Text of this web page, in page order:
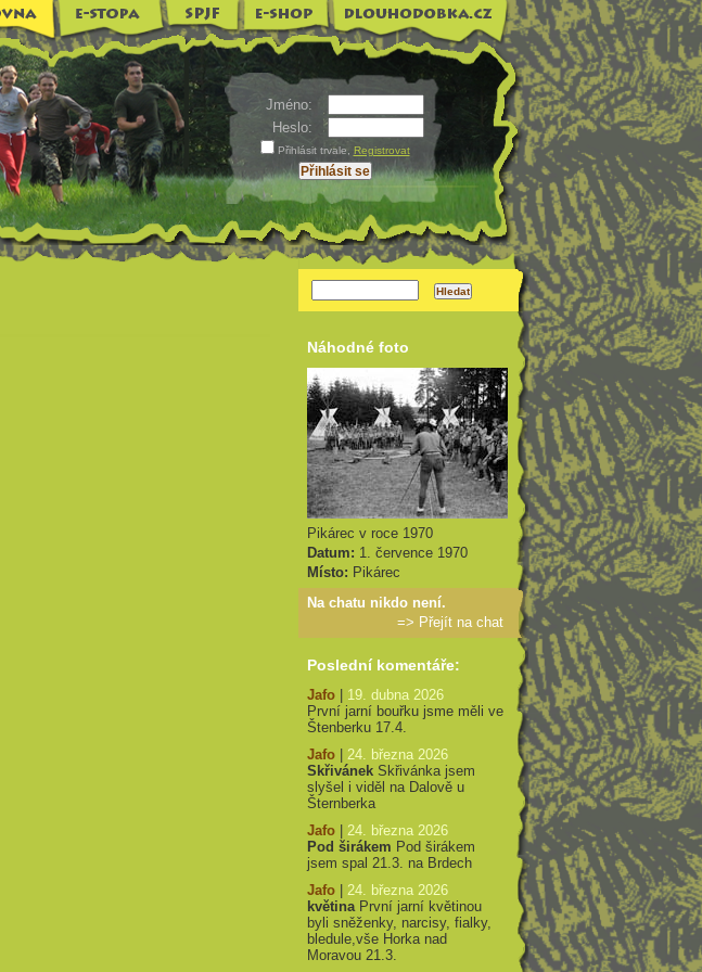
Jméno:
Heslo:
Přihlásit trvale Registrovat
Náhodné foto
Pikárec v roce 1970
Datum: 1. července 1970
Místo: Pikárec
Na chatu nikdo není.
=> Přejít na chat
Poslední komentáře:
Jafo
19. dubna 2026
První jarní bouřku jsme měli ve
Štenberku 17.4.
Jafo
24. března 2026
Skřivánek Skřivánka jsem
slyšel i viděl na Dalově u
Šternberka
Jafo
24. března 2026
Pod širákem Pod širákem
jsem spal 21.3. na Brdech
Jafo
24. března 2026
květina První jarní květinou
byli sněženky, narcisy, fialky,
bledule,vše Horka nad
Moravou 21.3.